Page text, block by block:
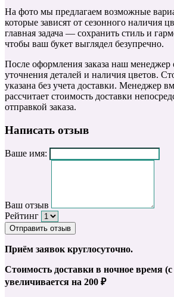
На фото мы предлагаем возможные
которые зависят от сезонного наличия
главная задача — сохранить стиль и
чтобы ваш букет выглядел безупречно.
После оформления заказа наш менеджер
уточнения деталей и наличия цветов.
указана без учета доставки. Менеджер
рассчитает стоимость доставки
отправкой заказа.
Написать отзыв
Ваше имя:
Ваш отзыв
Рейтинг
Отправить отзыв
Приём заявок круглосуточно.
Стоимость доставки в ночное время (с
увеличивается на 200 ₽